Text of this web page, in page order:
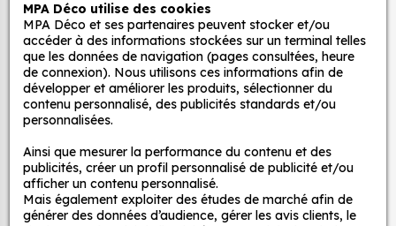
Grâce à notre sélection de stickers et autocollants,
adaptez la décoration d’une pièce, d’une voiture,
d’un meuble, d’une porte et de toute autre surface,
et ce, à moindre coût et sans effort.
Quels sont les avantages de nos stickers
décoration ?
Une grande variété de motifs et de couleurs :
nos Sticker MLB Logo Chicago White Sox Blanc
sont disponibles dans une large gamme de
motifs et de couleurs, ce qui vous permet de
Autocollants pour véhicules et stickers
décoratifs
MPA Déco
Nos services
Nos sites
MPA Déco utilise des cookies
MPA Déco et ses partenaires peuvent stocker et/ou
accéder à des informations stockées sur un terminal telles
que les données de navigation (pages consultées, heure
de connexion). Nous utilisons ces informations afin de
développer et améliorer les produits, sélectionner du
contenu personnalisé, des publicités standards et/ou
personnalisées.
Ainsi que mesurer la performance du contenu et des
publicités, créer un profil personnalisé de publicité et/ou
afficher un contenu personnalisé.
Mais également exploiter des études de marché afin de
générer des données d’audience, gérer les avis clients, le